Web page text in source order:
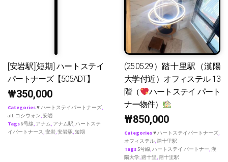
[安岩駅][短期] ハートステイ
パートナーズ【505ADT】
₩350,000
Categories♥ ハートステイパートナーズ
all コシウォン 安岩
Tags6号線 アナム アナム駅 ハートステ
イパートナース 安岩 安岩駅 短期
(25.05.29）踏十里駅（漢陽
大学付近）オフィステル 13
階（
ハートステイ パート
ナー物件）
₩850,000
Categories♥ ハートステイパートナーズ
オフィステル 踏十里駅
Tags 5号線 ハートステイ パートナー 漢
陽大学 踏十里 踏十里駅